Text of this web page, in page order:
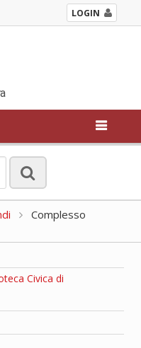
LOGIN
Complesso
Civica di